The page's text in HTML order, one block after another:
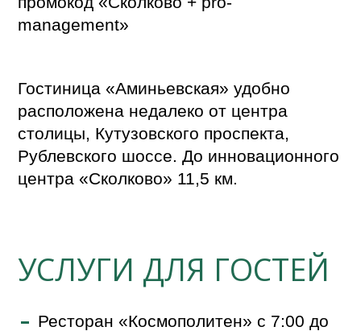
management»
Гостиница «Аминьевская» удобно
расположена недалеко от центра
столицы, Кутузовского проспекта,
Рублевского шоссе. До инновационного
центра «Сколково» 11,5 км.
УСЛУГИ ДЛЯ ГОСТЕЙ
Ресторан «Космополитен» с 7:00 до